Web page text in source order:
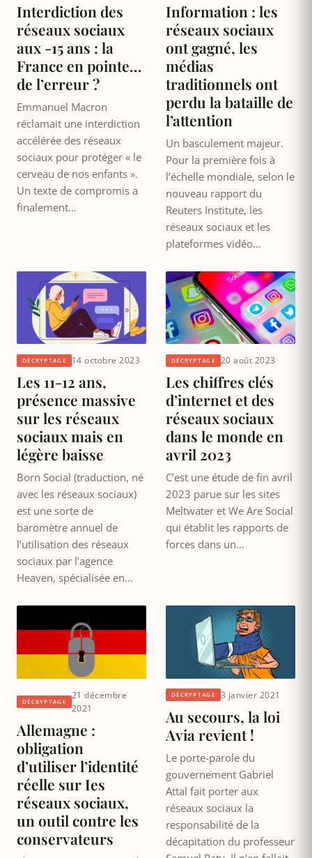
Interdiction des
réseaux sociaux
aux -15 ans : la
France en pointe…
de l’erreur ?
Emmanuel Macron
réclamait une interdiction
accélérée des réseaux
sociaux pour protéger « le
cerveau de nos enfants ».
Un texte de compromis a
finalement…
Information : les
réseaux sociaux
ont gagné, les
médias
traditionnels ont
perdu la bataille de
l’attention
Un basculement majeur.
Pour la première fois à
l’échelle mondiale, selon le
nouveau rapport du
Reuters Institute, les
réseaux sociaux et les
plateformes vidéo…
DÉCRYPTAGE 14 octobre 2023
Les 11-12 ans,
présence massive
sur les réseaux
sociaux mais en
légère baisse
Born Social (traduction, né
avec les réseaux sociaux)
est une sorte de
baromètre annuel de
l’utilisation des réseaux
sociaux par l’agence
Heaven, spécialisée en…
DÉCRYPTAGE 20 août 2023
Les chiffres clés
d’internet et des
réseaux sociaux
dans le monde en
avril 2023
C’est une étude de fin avril
2023 parue sur les sites
Meltwater et We Are Social
qui établit les rapports de
forces dans un…
DÉCRYPTAGE
21 décembre
2021
Allemagne :
obligation
d’utiliser l’identité
réelle sur Ies
réseaux sociaux,
un outil contre les
conservateurs
DÉCRYPTAGE 3 janvier 2021
Au secours, la loi
Avia revient !
Le porte-parole du
gouvernement Gabriel
Attal fait porter aux
réseaux sociaux la
responsabilité de la
décapitation du professeur